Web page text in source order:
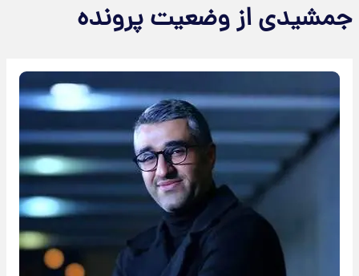
جمشیدی از وضعیت پرونده